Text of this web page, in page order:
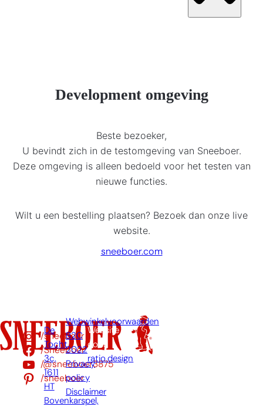
Development omgeving
Beste bezoeker,
U bevindt zich in de testomgeving van Sneeboer.
Deze omgeving is alleen bedoeld voor het testen van
nieuwe functies.
Wilt u een bestelling plaatsen? Bezoek dan onze live
website.
sneeboer.com
/sneeboer
/Sneeboer
/@sneeboer3875
/sneeboer
De
Tocht
3c,
1611
HT
Bovenkarspel,
Webwinkelvoorwaarden
B2C
2022
Privacy
policy
Disclaimer
Website
door:
ratio.design